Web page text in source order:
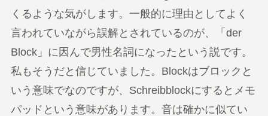
くるような気がします。一般的に理由としてよく
言われていながら誤解とされているのが、「der
Block」に因んで男性名詞になったという説です。
私もそうだと信じていました。Blockはブロックと
いう意味でなのですが、Schreibblockにするとメモ
パッドという意味があります。音は確かに似てい